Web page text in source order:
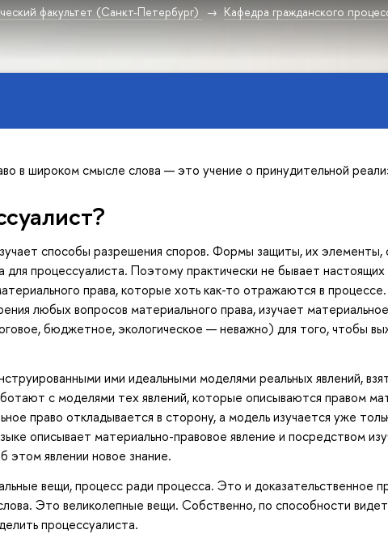
факультет (Санкт-Петербург) Кафедра гражданского
в широком смысле слова — это учение о принудительной
способы разрешения споров. Формы защиты, их
процессуалиста. Поэтому практически не бывает настоящих
права, которые хоть как-то отражаются в
любых вопросов материального права, изучает
бюджетное, экологическое — неважно) для того, чтобы
ими идеальными моделями реальных явлений,
с моделями тех явлений, которые описываются правом
право откладывается в сторону, а модель изучается уже
описывает материально-правовое явление и посредством
этом явлении новое знание.
вещи, процесс ради процесса. Это и доказательственное
Это великолепные вещи. Собственно, по способности
процессуалиста.